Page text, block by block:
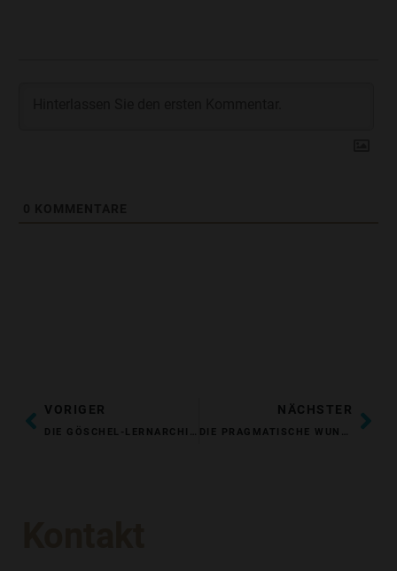
ZURÜCK
VORIGER
DIE GÖSCHEL-LERNARCHITEKTUR: EINE BILDUNGSREISE IM K￶ÖPFCHEN
NÄCHSTER
DIE PRAGMATISCHE WUNDERFORMEL: WEICHEN AUF ERFOLG STELLEN!